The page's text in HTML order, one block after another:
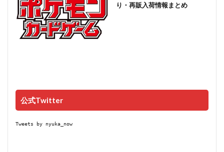
り・再販入荷情報まとめ
公式Twitter
Tweets by nyuka_now